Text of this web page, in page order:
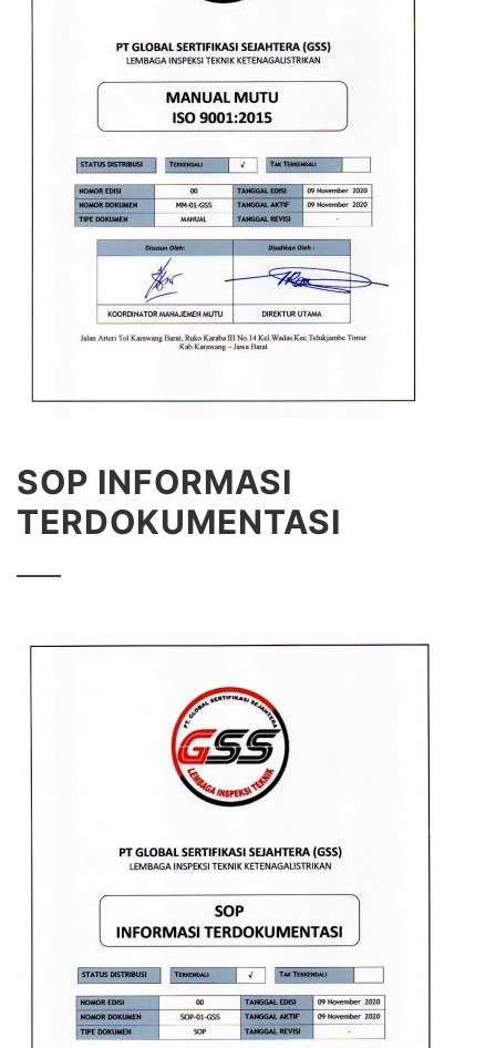
SOP INFORMASI
TERDOKUMENTASI